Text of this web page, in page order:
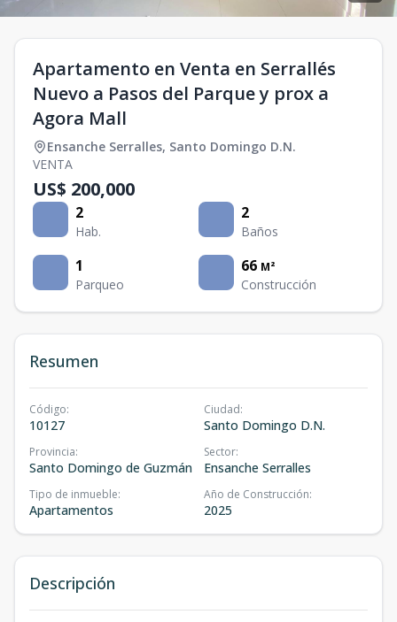
Apartamento en Venta en Serrallés
Nuevo a Pasos del Parque y prox a
Agora Mall
Ensanche Serralles, Santo Domingo D.N.
VENTA
US$ 200,000
2
Hab.
2
Baños
1
Parqueo
66 M²
Construcción
Resumen
Código:
10127
Ciudad:
Santo Domingo D.N.
Provincia:
Santo Domingo de Guzmán
Sector:
Ensanche Serralles
Tipo de inmueble:
Apartamentos
Año de Construcción:
2025
Descripción